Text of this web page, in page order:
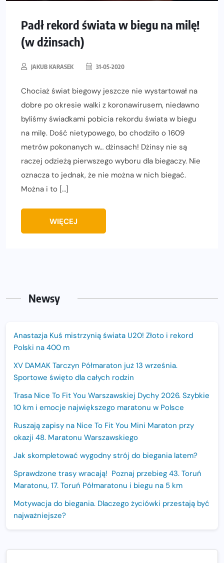
Padł rekord świata w biegu na milę!
(w dżinsach)
JAKUB KARASEK 31-05-2020
Chociaż świat biegowy jeszcze nie wystartował na
dobre po okresie walki z koronawirusem, niedawno
byliśmy świadkami pobicia rekordu świata w biegu
na milę. Dość nietypowego, bo chodziło o 1609
metrów pokonanych w… dżinsach! Dżinsy nie są
raczej odzieżą pierwszego wyboru dla biegaczy. Nie
oznacza to jednak, że nie można w nich biegać.
Można i to […]
WIĘCEJ
Newsy
Anastazja Kuś mistrzynią świata U20! Złoto i rekord
Polski na 400 m
XV DAMAK Tarczyn Półmaraton już 13 września.
Sportowe święto dla całych rodzin
Trasa Nice To Fit You Warszawskiej Dychy 2026. Szybkie
10 km i emocje największego maratonu w Polsce
Ruszają zapisy na Nice To Fit You Mini Maraton przy
okazji 48. Maratonu Warszawskiego
Jak skompletować wygodny strój do biegania latem?
Sprawdzone trasy wracają! Poznaj przebieg 43. Toruń
Maratonu, 17. Toruń Półmaratonu i biegu na 5 km
Motywacja do biegania. Dlaczego życiówki przestają być
najważniejsze?